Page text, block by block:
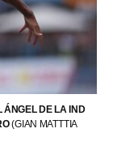
ÁNGEL DE LA IND
(GIAN MATTTIA